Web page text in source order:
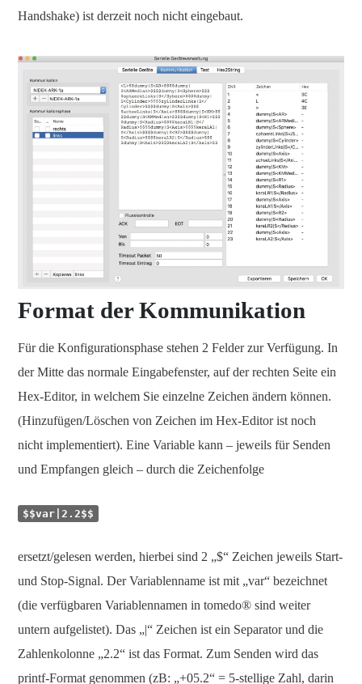
Handshake) ist derzeit noch nicht eingebaut.
Format der Kommunikation
Für die Konfigurationsphase stehen 2 Felder zur Verfügung. In
der Mitte das normale Eingabefenster, auf der rechten Seite ein
Hex-Editor, in welchem Sie einzelne Zeichen ändern können.
(Hinzufügen/Löschen von Zeichen im Hex-Editor ist noch
nicht implementiert). Eine Variable kann – jeweils für Senden
und Empfangen gleich – durch die Zeichenfolge
$$var|2.2$$
ersetzt/gelesen werden, hierbei sind 2 „$“ Zeichen jeweils Start-
und Stop-Signal. Der Variablenname ist mit „var“ bezeichnet
(die verfügbaren Variablennamen in tomedo® sind weiter
untern aufgelistet). Das „|“ Zeichen ist ein Separator und die
Zahlenkolonne „2.2“ ist das Format. Zum Senden wird das
printf-Format genommen (zB: „+05.2“ = 5-stellige Zahl, darin